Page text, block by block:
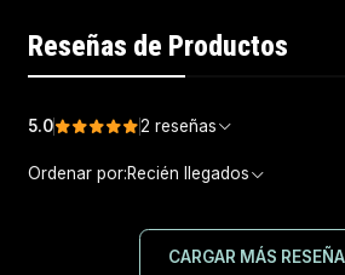
Reseñas de Productos
5.0 2 reseñas
Ordenar por:Recién llegados
CARGAR MÁS